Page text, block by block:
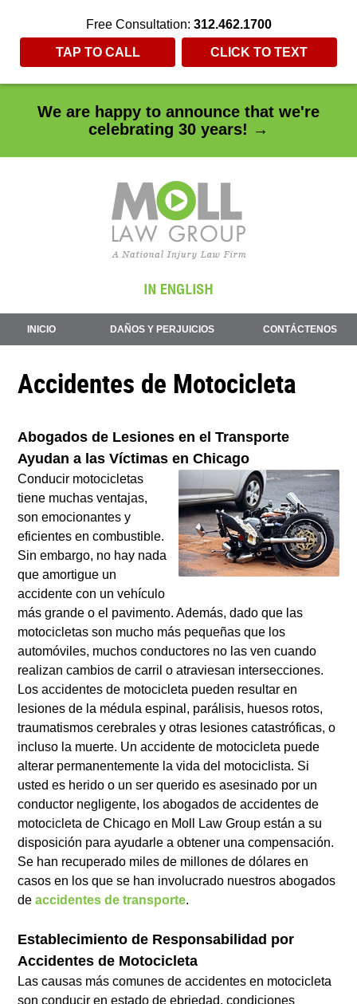
We are happy to announce that we're
celebrating 30 years! →
Free Consultation: 312.462.1700
TAP TO CALL CLICK TO TEXT
INICIO DAÑOS Y PERJUICIOS CONTÁCTENOS
Accidentes de Motocicleta
Abogados de Lesiones en el Transporte
Ayudan a las Víctimas en Chicago
Conducir motocicletas
tiene muchas ventajas,
son emocionantes y
eficientes en combustible.
Sin embargo, no hay nada
que amortigue un
accidente con un vehículo
más grande o el pavimento. Además, dado que las
motocicletas son mucho más pequeñas que los
automóviles, muchos conductores no las ven cuando
realizan cambios de carril o atraviesan intersecciones.
Los accidentes de motocicleta pueden resultar en
lesiones de la médula espinal, parálisis, huesos rotos,
traumatismos cerebrales y otras lesiones catastróficas, o
incluso la muerte. Un accidente de motocicleta puede
alterar permanentemente la vida del motociclista. Si
usted es herido o un ser querido es asesinado por un
conductor negligente, los abogados de accidentes de
motocicleta de Chicago en Moll Law Group están a su
disposición para ayudarle a obtener una compensación.
Se han recuperado miles de millones de dólares en
casos en los que se han involucrado nuestros abogados
deaccidentes de transporte.
Establecimiento de Responsabilidad por
Accidentes de Motocicleta
Las causas más comunes de accidentes en motocicleta
son conducir en estado de ebriedad, condiciones